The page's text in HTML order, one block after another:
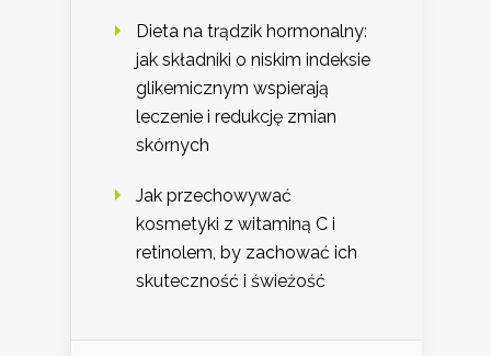
Dieta na trądzik hormonalny:
jak składniki o niskim indeksie
glikemicznym wspierają
leczenie i redukcję zmian
skórnych
Jak przechowywać
kosmetyki z witaminą C i
retinolem, by zachować ich
skuteczność i świeżość